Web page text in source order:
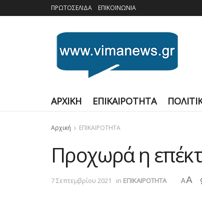
ΠΡΩΤΟΣΕΛΙΔΑ ΕΠΙΚΟΙΝΩΝΙΑ
ΑΡΧΙΚΗ ΕΠΙΚΑΙΡΟΤΗΤΑ
Αρχική ΕΠΙΚΑΙΡΟΤΗΤΑ
Προχωρά η
7 Σεπτεμβρίου 2021 in ΕΠΙΚΑΙΡΟΤΗΤΑ AA